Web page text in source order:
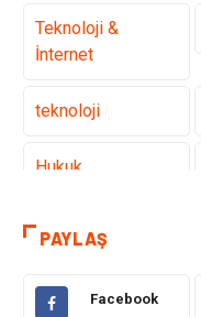
Teknoloji &
İnternet
teknoloji
Hukuk
Elektronik
PAYLAŞ
Facebook